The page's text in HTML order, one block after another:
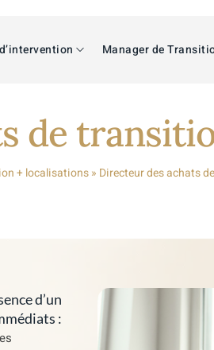
Manager de
de
+ localisations» Directeur des achats
d’un
: